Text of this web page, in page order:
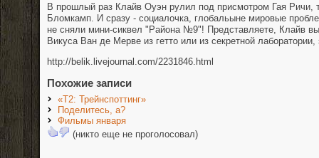
В прошлый раз Клайв Оуэн рулил под присмотром Гая Ричи,
Бломкамп. И сразу - социалочка, глобальыне мировые
не сняли мини-сиквел "Района №9"! Представляете, Клайв
Викуса Ван де Мерве из гетто или из секретной лаборатории,
http://belik.livejournal.com/2231846.html
Похожие записи
«Т2: Трейнспоттинг»
Поделитесь, а?
Фильмы января
(никто еще не проголосовал)